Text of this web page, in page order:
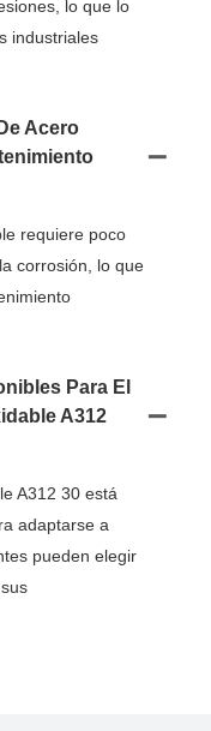
lo que lo
industriales
Acero
requiere poco
corrosión, lo que
Para El
A312
A312 30 está
adaptarse a
pueden elegir